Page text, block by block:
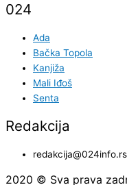
024
Ada
Bačka Topola
Kanjiža
Mali Iđoš
Senta
Redakcija
redakcija@024info.rs
2020 © Sva prava